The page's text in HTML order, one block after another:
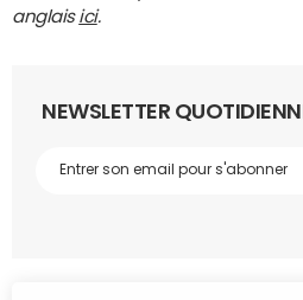
anglais ici.
NEWSLETTER